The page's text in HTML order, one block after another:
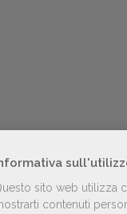
sito web utilizza
contenuti